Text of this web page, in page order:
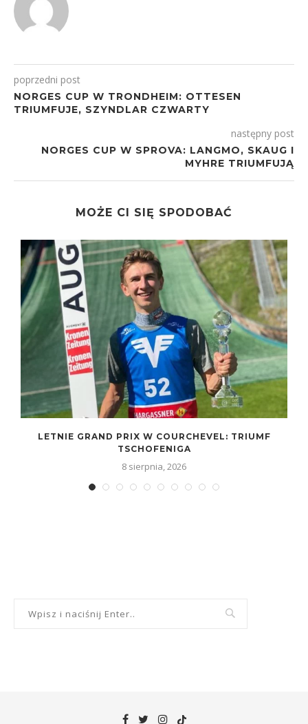
poprzedni post
NORGES CUP W TRONDHEIM: OTTESEN
TRIUMFUJE, SZYNDLAR CZWARTY
następny post
NORGES CUP W SPROVA: LANGMO, SKAUG I
MYHRE TRIUMFUJĄ
MOŻE CI SIĘ SPODOBAĆ
LETNIE GRAND PRIX W COURCHEVEL: TRIUMF
TSCHOFENIGA
8 sierpnia, 2026